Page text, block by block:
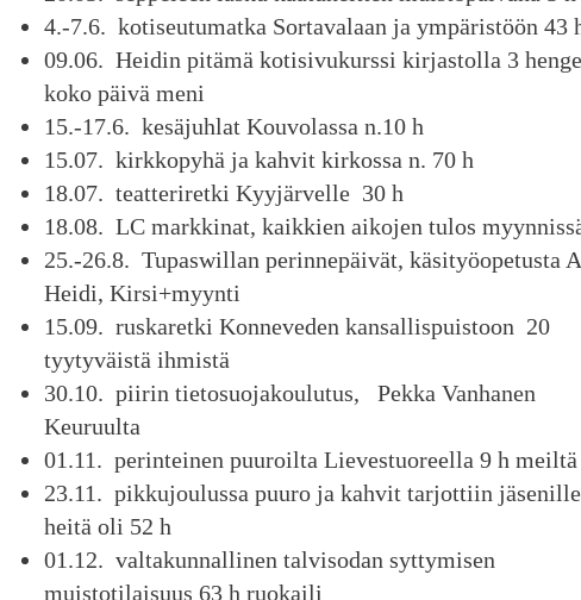
4.-7.6. kotiseutumatka Sortavalaan ja ympäristöön 43
09.06. Heidin pitämä kotisivukurssi kirjastolla 3
koko päivä meni
15.-17.6. kesäjuhlat Kouvolassa n.10 h
15.07. kirkkopyhä ja kahvit kirkossa n. 70 h
18.07. teatteriretki Kyyjärvelle 30 h
18.08. LC markkinat, kaikkien aikojen tulos
25.-26.8. Tupaswillan perinnepäivät, käsityöopetusta
Heidi, Kirsi+myynti
15.09. ruskaretki Konneveden kansallispuistoon 20
tyytyväistä ihmistä
30.10. piirin tietosuojakoulutus, Pekka Vanhanen
Keuruulta
01.11. perinteinen puuroilta Lievestuoreella 9 h meiltä
23.11. pikkujoulussa puuro ja kahvit tarjottiin
heitä oli 52 h
01.12. valtakunnallinen talvisodan syttymisen
muistotilaisuus 63 h ruokaili